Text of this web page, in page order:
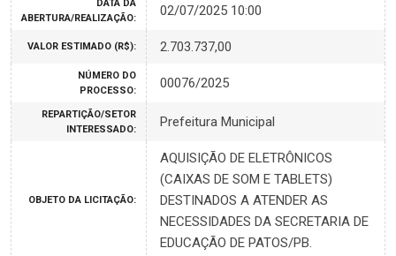
DATA DA
ABERTURA/REALIZAÇÃO:
02/07/2025 10:00
VALOR ESTIMADO (R$): 2.703.737,00
NÚMERO DO
PROCESSO:
00076/2025
REPARTIÇÃO/SETOR
INTERESSADO:
Prefeitura Municipal
OBJETO DA LICITAÇÃO:
AQUISIÇÃO DE ELETRÔNICOS
(CAIXAS DE SOM E TABLETS)
DESTINADOS A ATENDER AS
NECESSIDADES DA SECRETARIA DE
EDUCAÇÃO DE PATOS/PB.